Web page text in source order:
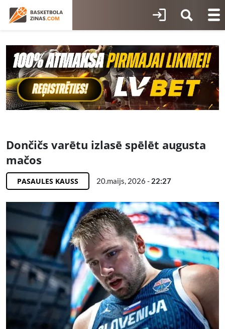
Dončičs varētu izlasē spēlēt augusta
mačos
PASAULES KAUSS 20.maijs, 2026 - 22:27